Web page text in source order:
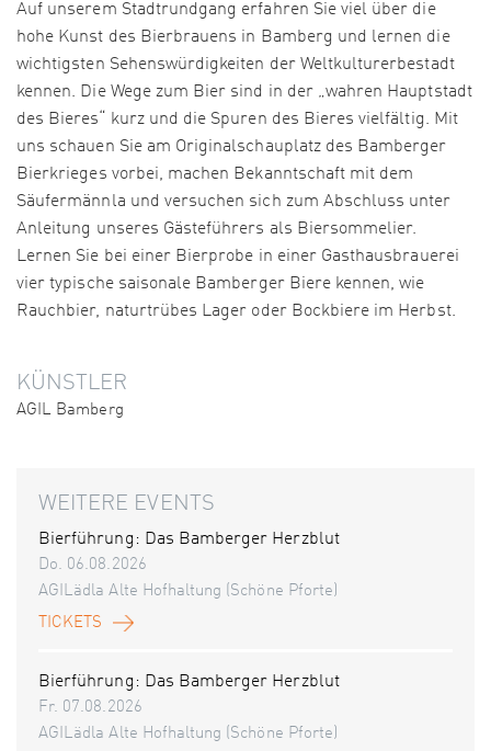
Auf unserem Stadtrundgang erfahren Sie viel über die
hohe Kunst des Bierbrauens in Bamberg und lernen die
wichtigsten Sehenswürdigkeiten der Weltkulturerbestadt
kennen. Die Wege zum Bier sind in der „wahren Hauptstadt
des Bieres“ kurz und die Spuren des Bieres vielfältig. Mit
uns schauen Sie am Originalschauplatz des Bamberger
Bierkrieges vorbei, machen Bekanntschaft mit dem
Säufermännla und versuchen sich zum Abschluss unter
Anleitung unseres Gästeführers als Biersommelier.
Lernen Sie bei einer Bierprobe in einer Gasthausbrauerei
vier typische saisonale Bamberger Biere kennen, wie
Rauchbier, naturtrübes Lager oder Bockbiere im Herbst.
KÜNSTLER
AGIL Bamberg
WEITERE EVENTS
Bierführung: Das Bamberger Herzblut
Do. 06.08.2026
AGILädla Alte Hofhaltung (Schöne Pforte)
TICKETS
Bierführung: Das Bamberger Herzblut
Fr. 07.08.2026
AGILädla Alte Hofhaltung (Schöne Pforte)